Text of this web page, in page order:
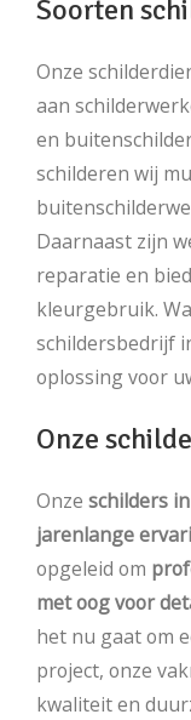
Soorten
Onze
aan
en
schilderen wij
Daarnaast zijn
reparatie en
kleurgebruik.
schildersbedrijf
oplossing voor
Onze
Onze schilders
jarenlange
opgeleid om
met oog voor
het nu gaat om
project, onze
kwaliteit en